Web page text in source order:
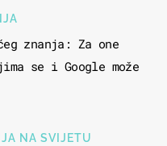
znanja: Za one
se i Google može
NA SVIJETU